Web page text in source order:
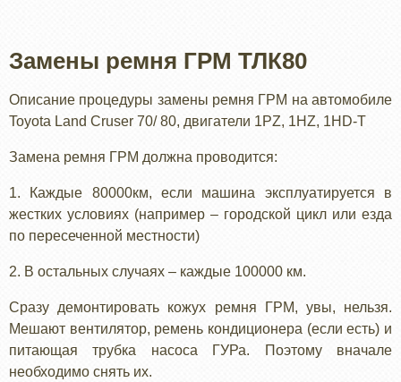
Замены ремня ГРМ ТЛК80
Описание процедуры замены ремня ГРМ на автомобиле
Toyota Land Cruser 70/ 80, двигатели 1PZ, 1HZ, 1HD-T
Замена ремня ГРМ должна проводится:
1. Каждые 80000км, если машина эксплуатируется в
жестких условиях (например – городской цикл или езда
по пересеченной местности)
2. В остальных случаях – каждые 100000 км.
Сразу демонтировать кожух ремня ГРМ, увы, нельзя.
Мешают вентилятор, ремень кондиционера (если есть) и
питающая трубка насоса ГУРа. Поэтому вначале
необходимо снять их.